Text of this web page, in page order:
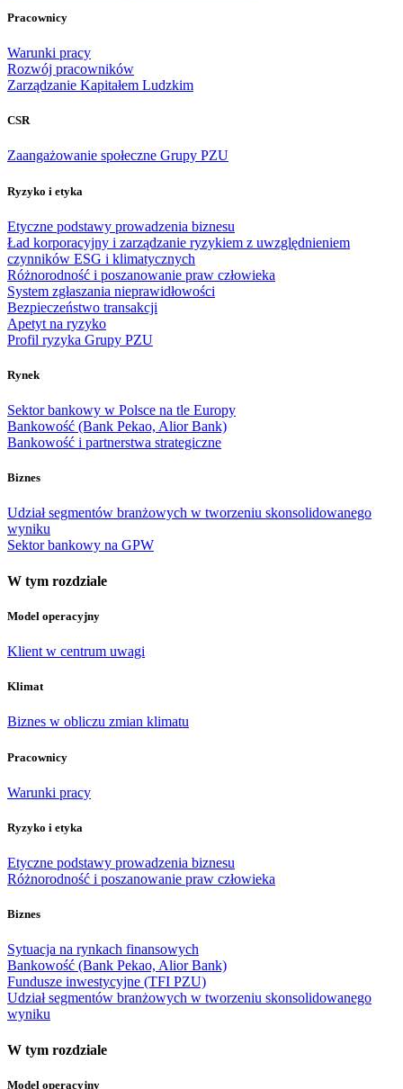
Pracownicy
Warunki pracy
Rozwój pracowników
Zarządzanie Kapitałem Ludzkim
CSR
Zaangażowanie społeczne Grupy PZU
Ryzyko i etyka
Etyczne podstawy prowadzenia biznesu
Ład korporacyjny i zarządzanie ryzykiem z uwzględnieniem
czynników ESG i klimatycznych
Różnorodność i poszanowanie praw człowieka
System zgłaszania nieprawidłowości
Bezpieczeństwo transakcji
Apetyt na ryzyko
Profil ryzyka Grupy PZU
Rynek
Sektor bankowy w Polsce na tle Europy
Bankowość (Bank Pekao, Alior Bank)
Bankowość i partnerstwa strategiczne
Biznes
Udział segmentów branżowych w tworzeniu skonsolidowanego
wyniku
Sektor bankowy na GPW
W tym rozdziale
Model operacyjny
Klient w centrum uwagi
Klimat
Biznes w obliczu zmian klimatu
Pracownicy
Warunki pracy
Ryzyko i etyka
Etyczne podstawy prowadzenia biznesu
Różnorodność i poszanowanie praw człowieka
Biznes
Sytuacja na rynkach finansowych
Bankowość (Bank Pekao, Alior Bank)
Fundusze inwestycyjne (TFI PZU)
Udział segmentów branżowych w tworzeniu skonsolidowanego
wyniku
W tym rozdziale
Model operacyjny